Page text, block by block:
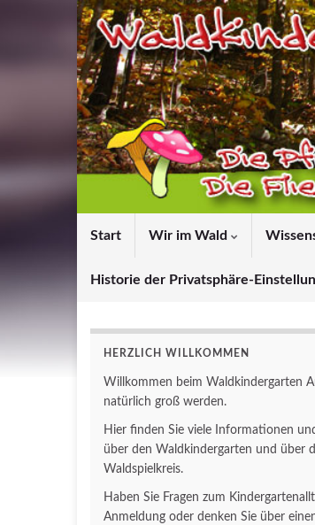
Start Wir im Wald
Historie der Privatsphäre-
HERZLICH WILLKOMMEN
Willkommen beim Waldkindergarten
natürlich groß werden.
Hier finden Sie viele Informationen
über den Waldkindergarten und über
Waldspielkreis.
Haben Sie Fragen zum
Anmeldung oder denken Sie über